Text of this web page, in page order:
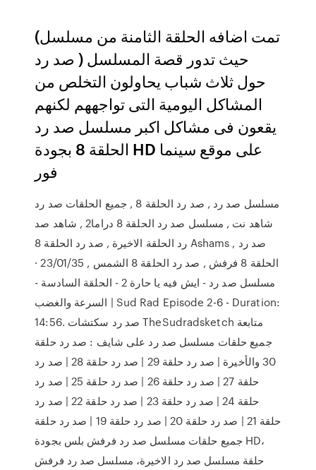
(تمت اضافه الحلقة الثامنة من مسلسل
صد رد ) حيث تدور قصة المسلسل
حول ثلاث شباب يحاولون التخلص من
المشاكل اليومية التى تواجههم لكنهم
يقعون فى مشاكل اكبر مسلسل صد رد
الحلقة 8 بجودة HD على موقع سينما
فور
مسلسل صد رد , صد رد الحلقة 8 , جميع الحلقات صد رد
شاهد نت , مسلسل صد رد الحلقة 8 دراما2 , شاهد صد
رد الحلقة الاخيرة , صد رد الحلقة 8 Ashams , صد رد
الحلقة 8 فرفش , صد رد الحلقة 8 الشمس , 23/01/35 ·
مسلسل صد رد - ايش فيه يا حارة 2 - الحلقة السادسة -
السرعة والغضب | Sud Rad Episode 2-6 - Duration:
14:56. صد رد سكتشات TheSudradsketch متابعة
جميع حلقات مسلسل صد رد على شايف : صد رد حلقة
30 والأخيرة | صد رد حلقة 29 | صد رد حلقة 28 | صد رد
حلقة 27 | صد رد حلقة 26 | صد رد حلقة 25 | صد رد
حلقة 24 | صد رد حلقة 23 | صد رد حلقة 22 | صد رد
حلقة 21 | صد رد حلقة 20 | صد رد حلقة 19 | صد رد حلقة
جميع حلقات مسلسل صد رد فرفش بلس بجودة HD،
حلقة مسلسل صد رد الاخيرة، مسلسل صد رد فرفش